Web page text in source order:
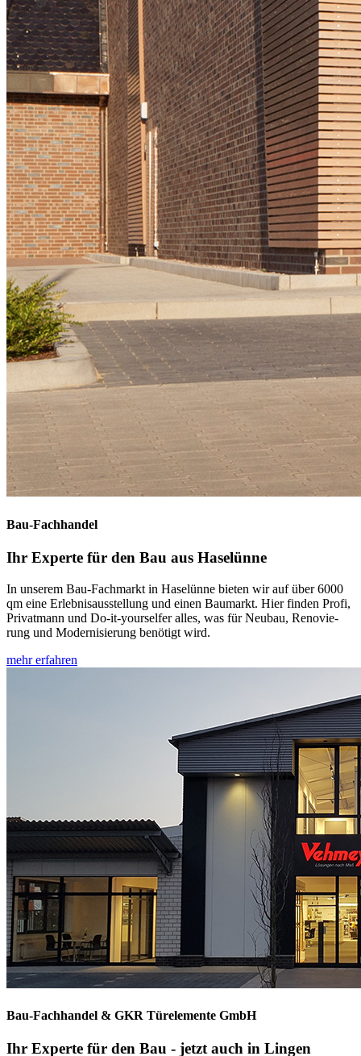
Bau-Fachhandel
Ihr Experte für den Bau aus Haselünne
In unserem Bau-Fachmarkt in Haselünne bieten wir auf über 6000
qm eine Er­lebnis­ausstel­lung und einen Bau­markt. Hier finden Profi,
Privat­mann und Do-it-yourselfer alles, was für Neu­bau, Renovie­
rung und Mo­der­ni­sie­rung be­nötigt wird.
mehr erfahren
Bau-Fachhandel & GKR Türelemente GmbH
Ihr Experte für den Bau - jetzt auch in Lingen